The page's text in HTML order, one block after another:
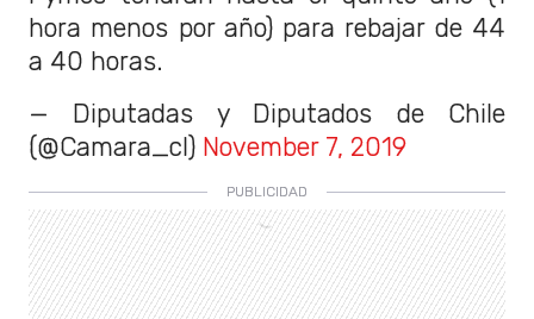
hora menos por año) para rebajar de 44
a 40 horas.
— Diputadas y Diputados de Chile
(@Camara_cl) November 7, 2019